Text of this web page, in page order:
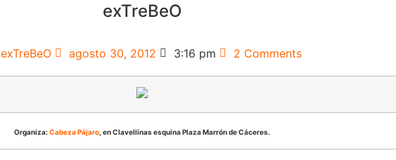
exTreBeO
exTreBeO agosto 30, 2012 3:16 pm 2 Comments
Organiza:Cabeza Pájaro , en Clavellinas esquina Plaza Marrón de Cáceres.